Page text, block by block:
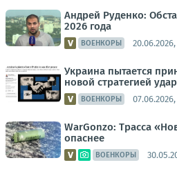
Андрей Руденко:
2026 года
ВОЕНКОРЫ
Украина пытается
новой стратегией
ВОЕНКОРЫ 07.06.2026,
WarGonzo: Трасса
опаснее
ВОЕНКОРЫ